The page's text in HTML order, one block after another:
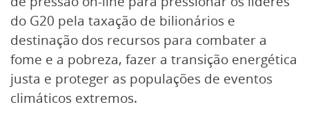
do G20 pela taxação de bilionários e
destinação dos recursos para combater a
fome e a pobreza, fazer a transição energética
justa e proteger as populações de eventos
climáticos extremos.